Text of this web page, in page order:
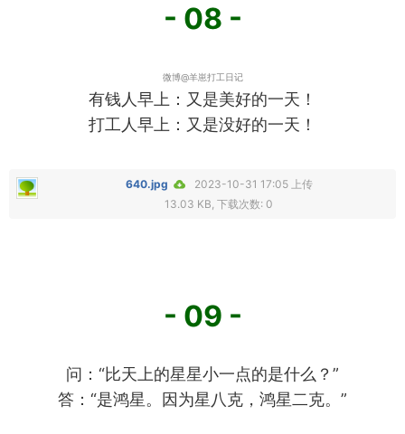
- 08 -
微博@羊崽打工日记
有钱人早上：又是美好的一天！
打工人早上：又是没好的一天！
640.jpg
2023-10-31 17:05 上传
13.03 KB, 下载次数: 0
- 09 -
问：“比天上的星星小一点的是什么？”
答：“是鸿星。因为星八克，鸿星二克。”